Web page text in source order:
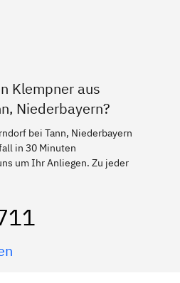
Klempner aus
Niederbayern?
bei Tann, Niederbayern
in 30 Minuten
um Ihr Anliegen. Zu jeder